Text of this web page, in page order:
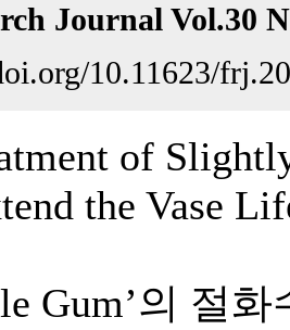
Journal Vol.30
10.11623/
of
the Vase
Gum’의 절